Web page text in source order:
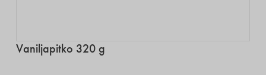
Vaniljapitko 320 g